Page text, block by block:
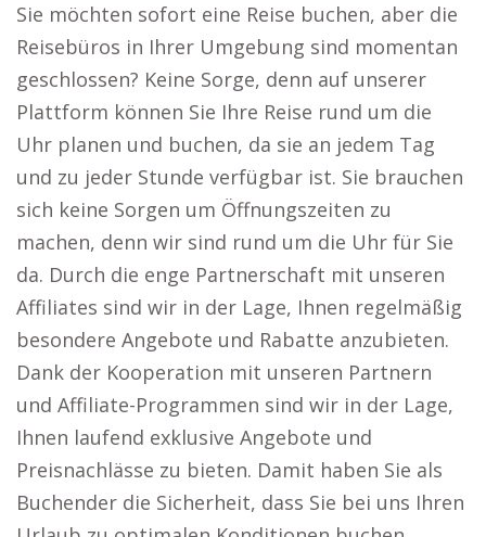
Sie möchten sofort eine Reise buchen, aber die
Reisebüros in Ihrer Umgebung sind momentan
geschlossen? Keine Sorge, denn auf unserer
Plattform können Sie Ihre Reise rund um die
Uhr planen und buchen, da sie an jedem Tag
und zu jeder Stunde verfügbar ist. Sie brauchen
sich keine Sorgen um Öffnungszeiten zu
machen, denn wir sind rund um die Uhr für Sie
da. Durch die enge Partnerschaft mit unseren
Affiliates sind wir in der Lage, Ihnen regelmäßig
besondere Angebote und Rabatte anzubieten.
Dank der Kooperation mit unseren Partnern
und Affiliate-Programmen sind wir in der Lage,
Ihnen laufend exklusive Angebote und
Preisnachlässe zu bieten. Damit haben Sie als
Buchender die Sicherheit, dass Sie bei uns Ihren